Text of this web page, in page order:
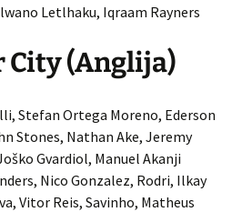
Letlhaku, Iqraam Rayners
City (Anglija)
Stefan Ortega Moreno, Ederson
Stones, Nathan Ake, Jeremy
Gvardiol, Manuel Akanji
Nico Gonzalez, Rodri, Ilkay
Vitor Reis, Savinho, Matheus